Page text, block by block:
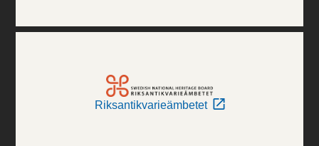
Riksantikvarieämbetet